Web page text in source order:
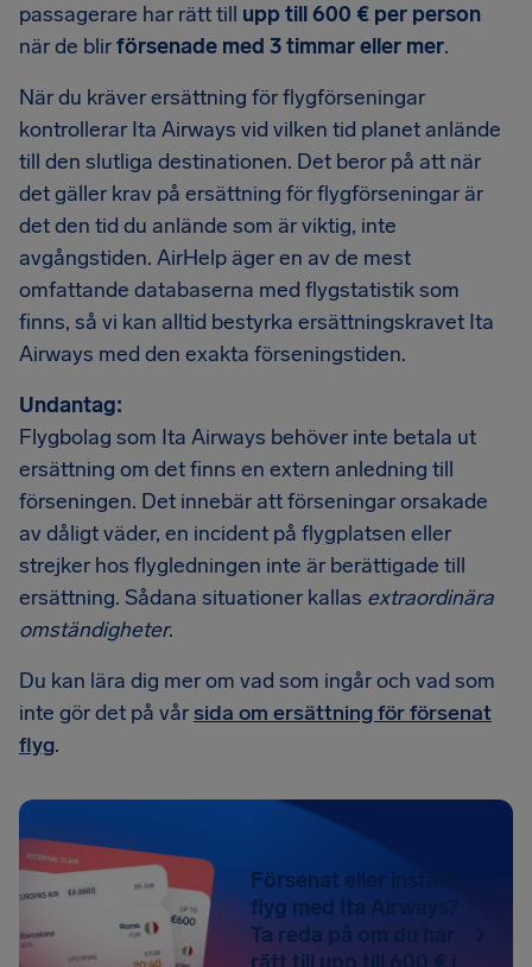
passagerare har rätt till upp till 600 € per person
när de blirförsenade med 3 timmar eller mer.
När du kräver ersättning för flygförseningar
kontrollerar Ita Airways vid vilken tid planet anlände
till den slutliga destinationen. Det beror på att när
det gäller krav på ersättning för flygförseningar är
det den tid du anlände som är viktig, inte
avgångstiden. AirHelp äger en av de mest
omfattande databaserna med flygstatistik som
finns, så vi kan alltid bestyrka ersättningskravet Ita
Airways med den exakta förseningstiden.
Undantag:
Flygbolag som Ita Airways behöver inte betala ut
ersättning om det finns en extern anledning till
förseningen. Det innebär att förseningar orsakade
av dåligt väder, en incident på flygplatsen eller
strejker hos flygledningen inte är berättigade till
ersättning. Sådana situationer kallas extraordinära
omständigheter.
Du kan lära dig mer om vad som ingår och vad som
inte gör det på vårsida om ersättning för försenat
flyg.
Försenat eller inställt
flyg med Ita Airways?
Ta reda på om du har
rätt till upp till 600 € i